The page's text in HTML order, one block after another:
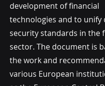
development of financial
technologies and to unify
security standards in the
sector. The document is
the work and
various European